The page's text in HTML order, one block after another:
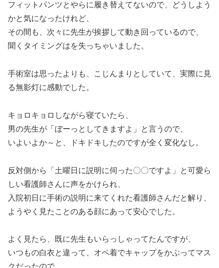
フィットパンツとやらに履き替えてないので、どうしよう
かと気になったけれど、
その間も、次々に先生が挨拶して動き回っているので、
聞くタイミングはを失っちゃいました。
手術室は思ったよりも、こじんまりとしていて、実際に見
る無影灯に感動でした。
キョロキョロしながら寝ていたら、
男の先生が「ぼーっとしてきますよ」と言うので、
いよいよか～と、ドキドキしたのですが全く変化なし。
反対側から「土曜日に説明に伺った〇〇ですよ」と可愛ら
しい看護師さんに声をかけられ、
入院初日に手術の説明に来てくれた看護師さんだと解り、
ようやく見たことのある顔にあって安心でした。
よく見たら、既に先生もいらっしゃってたんですが、
いつもの白衣と違って、オペ着でキャップをかぶってマス